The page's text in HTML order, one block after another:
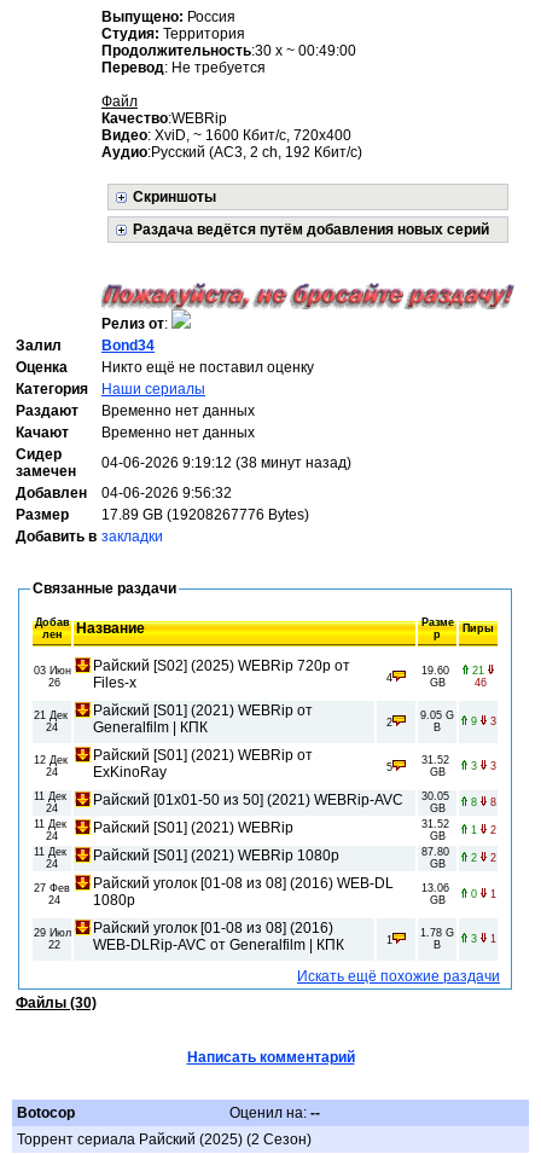
Выпущено: Россия
Студия: Территория
Продолжительность:30 x ~ 00:49:00
Перевод: Не требуется
Файл
Качество:WEBRip
Видео: XviD, ~ 1600 Кбит/с, 720x400
Аудио:Русский (AC3, 2 ch, 192 Кбит/с)
Скриншоты
Раздача ведётся путём добавления новых серий
Релиз от:
Залил
Bond34
Оценка
Никто ещё не поставил оценку
Категория
Наши сериалы
Раздают
Временно нет данных
Качают
Временно нет данных
Сидер
замечен
04-06-2026 9:19:12 (38 минут назад)
Добавлен
04-06-2026 9:56:32
Размер
17.89 GB (19208267776 Bytes)
Добавить в закладки
Связанные раздачи
Добав
лен
Название
Разме
р
Пиры
03 Июн
26
Райский [S02] (2025) WEBRip 720p от
Files-x
4
19.60
GB
21
46
21 Дек
24
Райский [S01] (2021) WEBRip от
Generalfilm | КПК
2
9.05 G
B
9 3
12 Дек
24
Райский [S01] (2021) WEBRip от
ExKinoRay
5
31.52
GB
3 3
11 Дек
24
Райский [01х01-50 из 50] (2021) WEBRip-AVC
30.05
GB
8
8
11 Дек
24
Райский [S01] (2021) WEBRip
31.52
GB
1
2
11 Дек
24
Райский [S01] (2021) WEBRip 1080p
87.80
GB
2 2
27 Фев
24
Райский уголок [01-08 из 08] (2016) WEB-DL
1080p
13.06
GB
0 1
29 Июл
22
Райский уголок [01-08 из 08] (2016)
WEB-DLRip-AVC от Generalfilm | КПК
1
1.78 G
B
3 1
Искать ещё похожие раздачи
Файлы (30)
Написать комментарий
Botocop Оценил на: --
Торрент сериала Райский (2025) (2 Сезон)